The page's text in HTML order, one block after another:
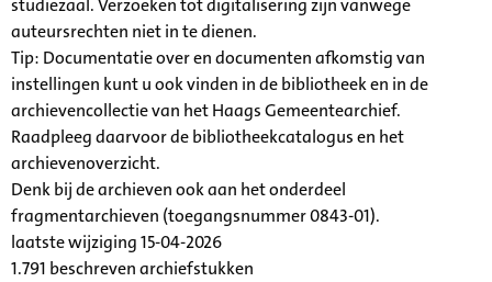
studiezaal. Verzoeken tot digitalisering zijn vanwege
auteursrechten niet in te dienen.
Tip: Documentatie over en documenten afkomstig van
instellingen kunt u ook vinden in de bibliotheek en in de
archievencollectie van het Haags Gemeentearchief.
Raadpleeg daarvoor de bibliotheekcatalogus en het
archievenoverzicht.
Denk bij de archieven ook aan het onderdeel
fragmentarchieven (toegangsnummer 0843-01).
laatste wijziging 15-04-2026
1.791 beschreven archiefstukken